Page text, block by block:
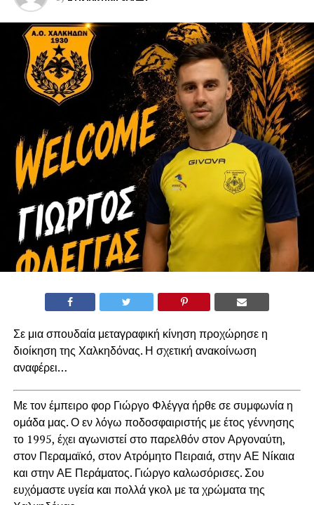
Σε μια σπουδαία μεταγραφική κίνηση προχώρησε η
διοίκηση της Χαλκηδόνας. Η σχετική ανακοίνωση
αναφέρει…
Με τον έμπειρο φορ Γιώργο Φλέγγα ήρθε σε συμφωνία η
ομάδα μας. Ο εν λόγω ποδοσφαιριστής με έτος γέννησης
το 1995, έχει αγωνιστεί στο παρελθόν στον Αργοναύτη,
στον Περαμαϊκό, στον Ατρόμητο Πειραιά, στην ΑΕ Νίκαια
και στην ΑΕ Περάματος. Γιώργο καλωσόρισες. Σου
ευχόμαστε υγεία και πολλά γκολ με τα χρώματα της